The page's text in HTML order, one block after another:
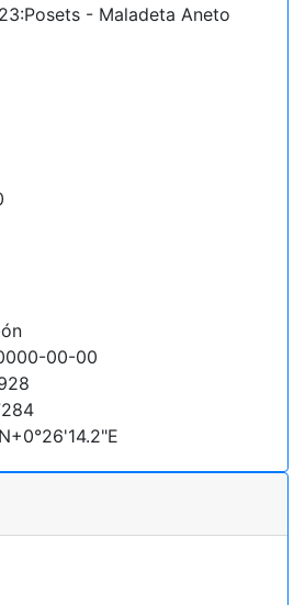
23:Posets - Maladeta Aneto
00-00